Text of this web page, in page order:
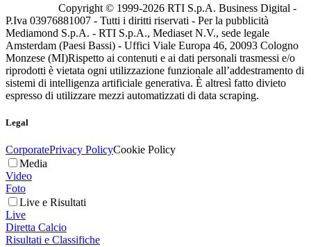
Copyright © 1999-2026 RTI S.p.A. Business Digital -
P.Iva 03976881007 - Tutti i diritti riservati - Per la pubblicità
Mediamond S.p.A. - RTI S.p.A., Mediaset N.V., sede legale
Amsterdam (Paesi Bassi) - Uffici Viale Europa 46, 20093 Cologno
Monzese (MI)Rispetto ai contenuti e ai dati personali trasmessi e/o
riprodotti è vietata ogni utilizzazione funzionale all’addestramento di
sistemi di intelligenza artificiale generativa. È altresì fatto divieto
espresso di utilizzare mezzi automatizzati di data scraping.
Legal
CorporatePrivacy PolicyCookie Policy
Media
Video
Foto
Live e Risultati
Live
Diretta Calcio
Risultati e Classifiche